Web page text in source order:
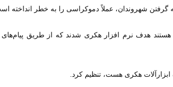
گرفتن شهروندان، عملاً دموکراسی را به خطر انداخته
هستند هدف نرم افزار هکری شدند که از طریق